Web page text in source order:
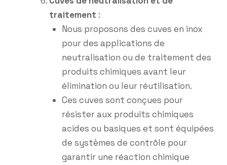
traitement :
Nous proposons des cuves en inox
pour des applications de
neutralisation ou de traitement des
produits chimiques avant leur
élimination ou leur réutilisation.
Ces cuves sont conçues pour
résister aux produits chimiques
acides ou basiques et sont équipées
de systèmes de contrôle pour
garantir une réaction chimique